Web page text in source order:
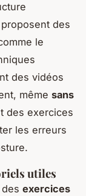
des
le
des vidéos
même sans
des exercices
les erreurs
utiles
exercices